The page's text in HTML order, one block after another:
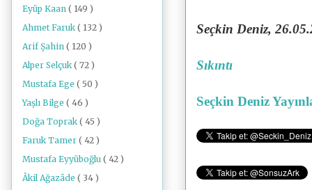
Seçkin Deniz,
Sıkıntı
Seçkin Deniz
Eyüp Kaan ( 149 )
Ahmet Faruk ( 132 )
Arif Şahin ( 120 )
Alper Selçuk ( 72 )
Mustafa Ege ( 50 )
Yaşlı Bilge ( 46 )
Doğa Toprak ( 45 )
Faruk Tamer ( 42 )
Mustafa Eyyüboğlu ( 42 )
Âkil Ağazâde ( 34 )